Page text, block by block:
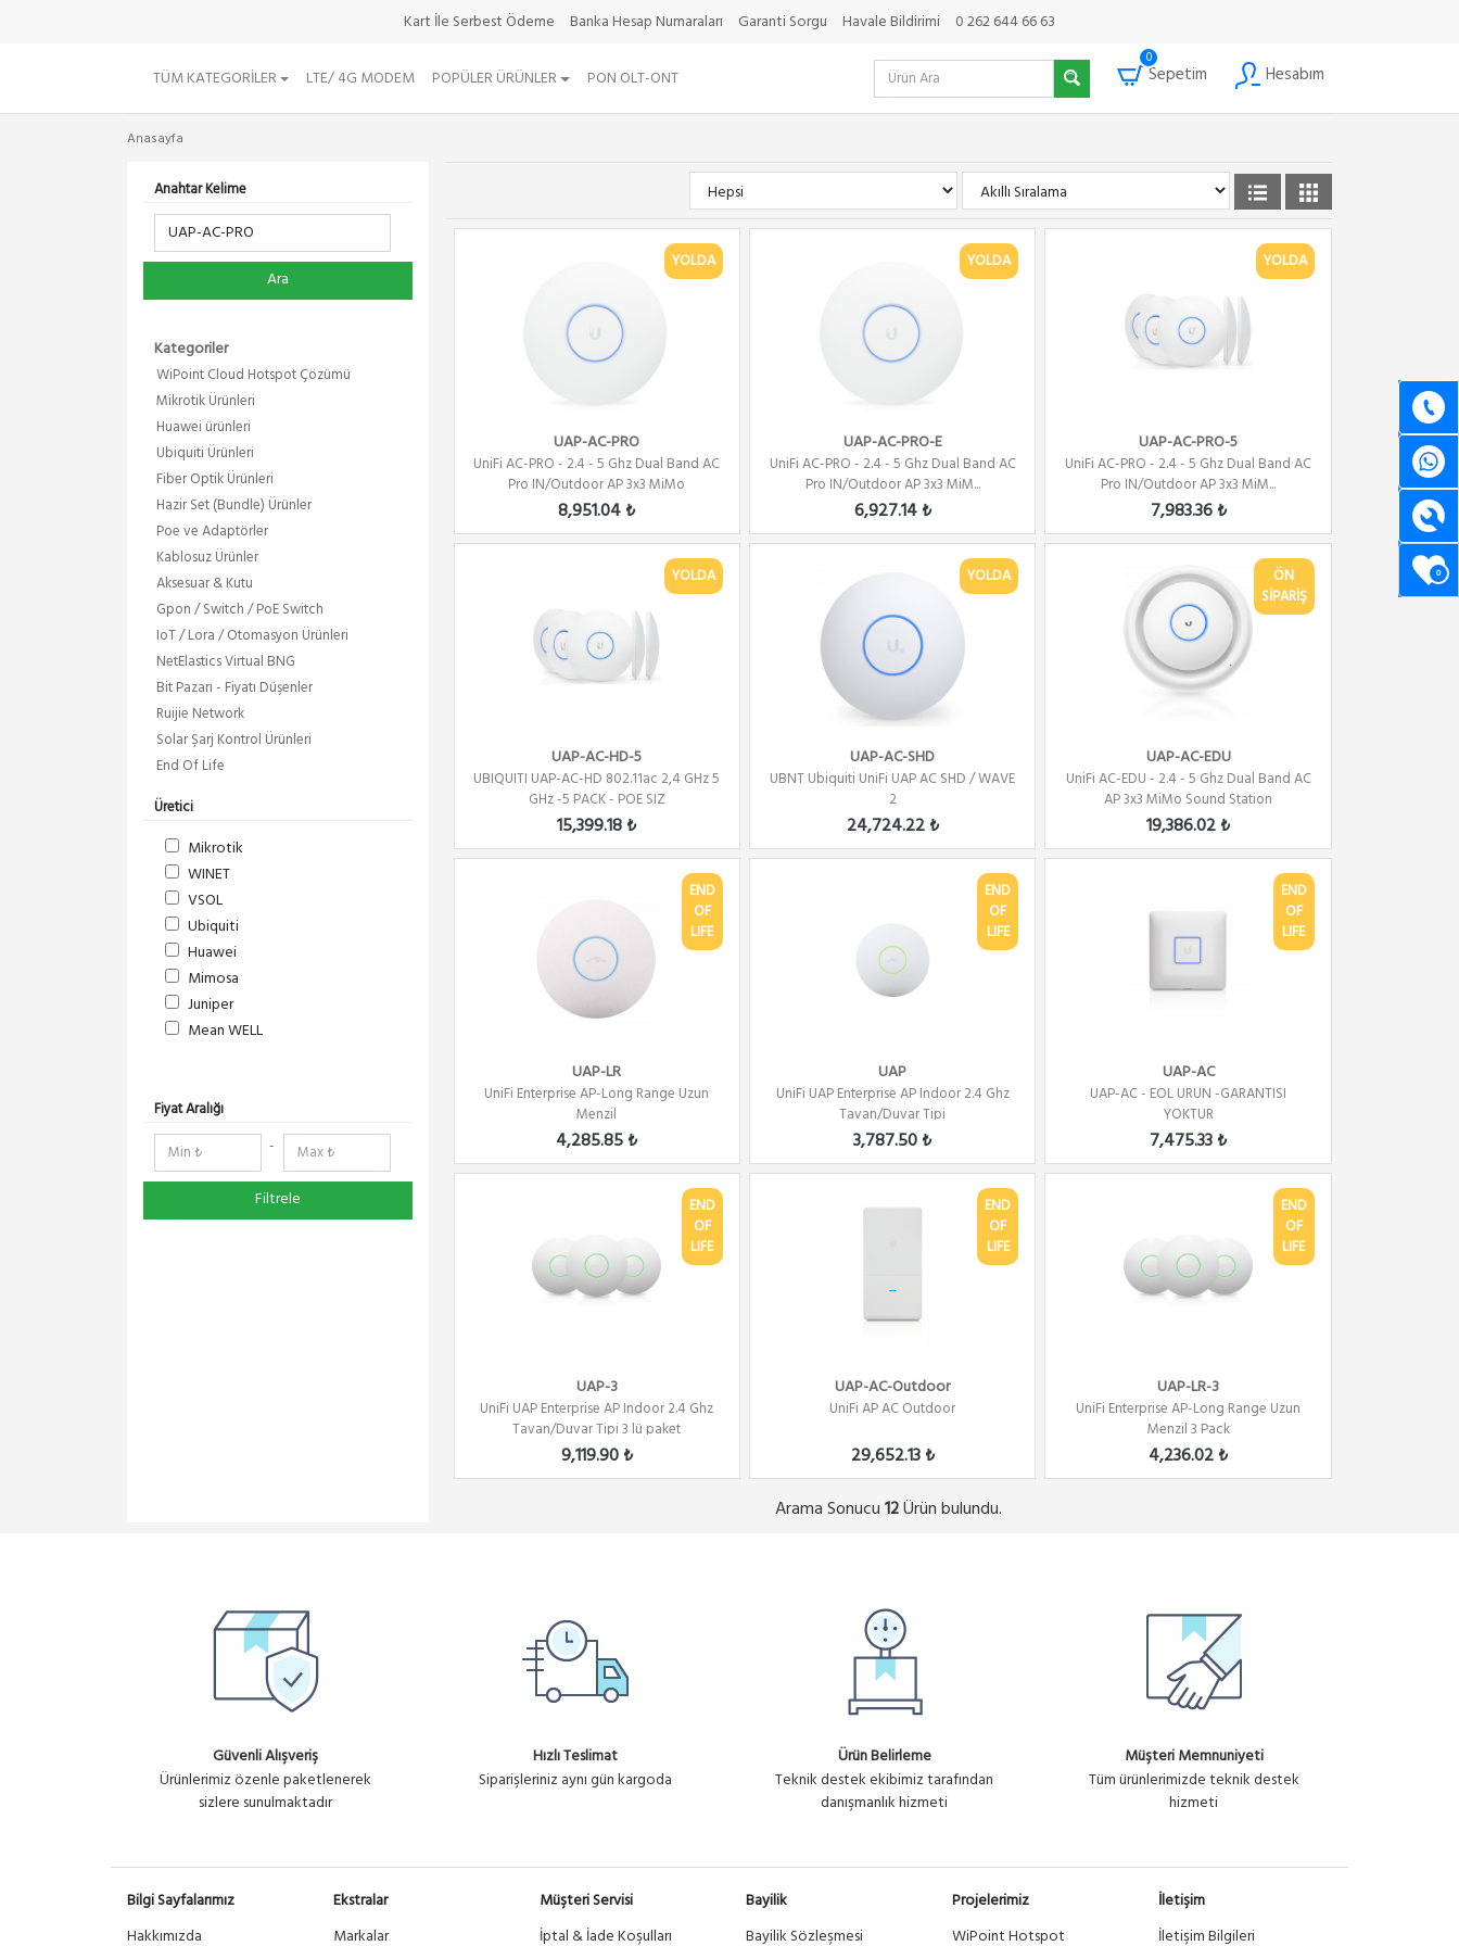
Kart İle Serbest Ödeme Banka Hesap Numaraları Garanti Sorgu Havale Bildirimi 0 262 644 66 63
TÜM KATEGORILER LTE/ 4G MODEM POPÜLER ÜRÜNLER PON OLT-ONT
0
Sepetim Hesabım
0
Anasayfa
Anahtar Kelime
Ara
Kategoriler
WiPoint Cloud Hotspot Çözümü
Mikrotik Ürünleri
Huawei ürünleri
Ubiquiti Ürünleri
Fiber Optik Ürünleri
Hazir Set (Bundle) Ürünler
Poe ve Adaptörler
Kablosuz Ürünler
Aksesuar & Kutu
Gpon / Switch / PoE Switch
IoT / Lora / Otomasyon Ürünleri
NetElastics Virtual BNG
Bit Pazarı - Fiyatı Düşenler
Ruijie Network
Solar Şarj Kontrol Ürünleri
End Of Life
Üretici
Mikrotik
WINET
VSOL
Ubiquiti
Huawei
Mimosa
Juniper
Mean WELL
RF Elements
RedLine
NetElastic
Paessler
TENDA
Tp-Link
TES-COM
WisNetworks
Engenius
Gmt Control
Cambium
OsBridge
Fiyat Aralığı
-
Filtrele
YOLDA
UAP-AC-PRO
UniFi AC-PRO - 2.4 - 5 Ghz Dual Band AC
Pro IN/Outdoor AP 3x3 MiMo
8,951.04 ₺
YOLDA
UAP-AC-PRO-E
UniFi AC-PRO - 2.4 - 5 Ghz Dual Band AC
Pro IN/Outdoor AP 3x3 MiM...
6,927.14 ₺
YOLDA
UAP-AC-PRO-5
UniFi AC-PRO - 2.4 - 5 Ghz Dual Band AC
Pro IN/Outdoor AP 3x3 MiM...
7,983.36 ₺
YOLDA
UAP-AC-HD-5
UBIQUITI UAP-AC-HD 802.11ac 2,4 GHz 5
GHz -5 PACK - POE SIZ
15,399.18 ₺
YOLDA
UAP-AC-SHD
UBNT Ubiquiti UniFi UAP AC SHD / WAVE
2
24,724.22 ₺
ÖN
SİPARİŞ
UAP-AC-EDU
UniFi AC-EDU - 2.4 - 5 Ghz Dual Band AC
AP 3x3 MiMo Sound Station
19,386.02 ₺
END
OF
LIFE
UAP-LR
UniFi Enterprise AP-Long Range Uzun
Menzil
4,285.85 ₺
END
OF
LIFE
UAP
UniFi UAP Enterprise AP Indoor 2.4 Ghz
Tavan/Duvar Tipi
3,787.50 ₺
END
OF
LIFE
UAP-AC
UAP-AC - EOL URUN -GARANTISI
YOKTUR
7,475.33 ₺
END
OF
LIFE
UAP-3
UniFi UAP Enterprise AP Indoor 2.4 Ghz
Tavan/Duvar Tipi 3 lü paket
9,119.90 ₺
END
OF
LIFE
UAP-AC-Outdoor
UniFi AP AC Outdoor
29,652.13 ₺
END
OF
LIFE
UAP-LR-3
UniFi Enterprise AP-Long Range Uzun
Menzil 3 Pack
4,236.02 ₺
Arama Sonucu 12Ürün bulundu.
Güvenli Alışveriş
Ürünlerimiz özenle paketlenerek
sizlere sunulmaktadır
Hızlı Teslimat
Siparişleriniz aynı gün kargoda
Ürün Belirleme
Teknik destek ekibimiz tarafından
danışmanlık hizmeti
Müşteri Memnuniyeti
Tüm ürünlerimizde teknik destek
hizmeti
Bilgi Sayfalarımız
Hakkımızda
Ekstralar
Markalar
Müşteri Servisi
İptal & İade Koşulları
Bayilik
Bayilik Sözleşmesi
Projelerimiz
WiPoint Hotspot
İletişim
İletişim Bilgileri